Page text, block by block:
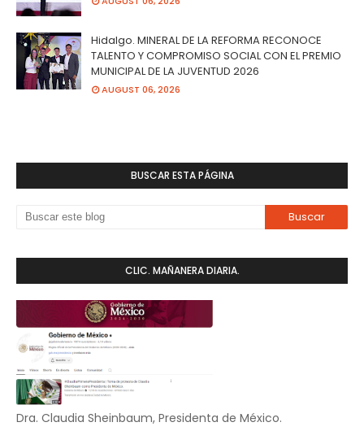
Hidalgo. MINERAL DE LA REFORMA RECONOCE
TALENTO Y COMPROMISO SOCIAL CON EL PREMIO
MUNICIPAL DE LA JUVENTUD 2026
AUGUST 06, 2026
BUSCAR ESTA PÁGINA
CLIC. MAÑANERA DIARIA.
Dra. Claudia Sheinbaum, Presidenta de México.